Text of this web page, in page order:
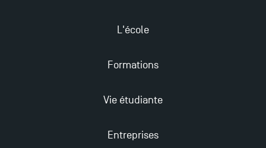
L'école
Formations
Vie étudiante
Entreprises